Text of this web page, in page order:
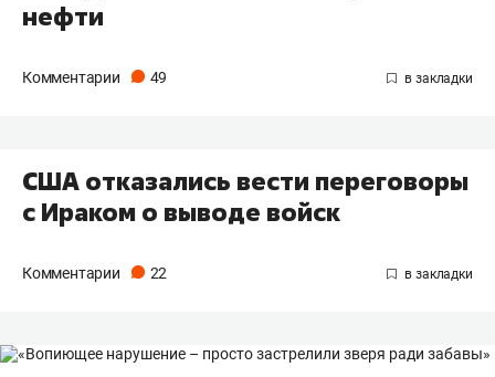
нефти
Комментарии 49
США отказались вести переговоры
с Ираком о выводе войск
Комментарии 22